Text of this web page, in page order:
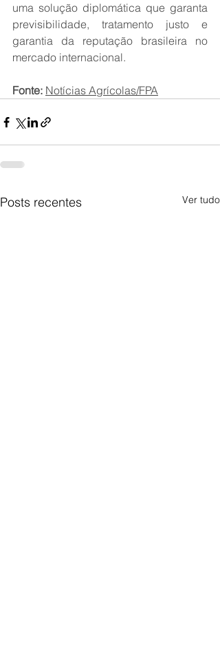
uma solução diplomática que garanta
previsibilidade, tratamento justo e
garantia da reputação brasileira no
mercado internacional.
Fonte: Notícias Agrícolas/FPA
Posts recentes Ver tudo